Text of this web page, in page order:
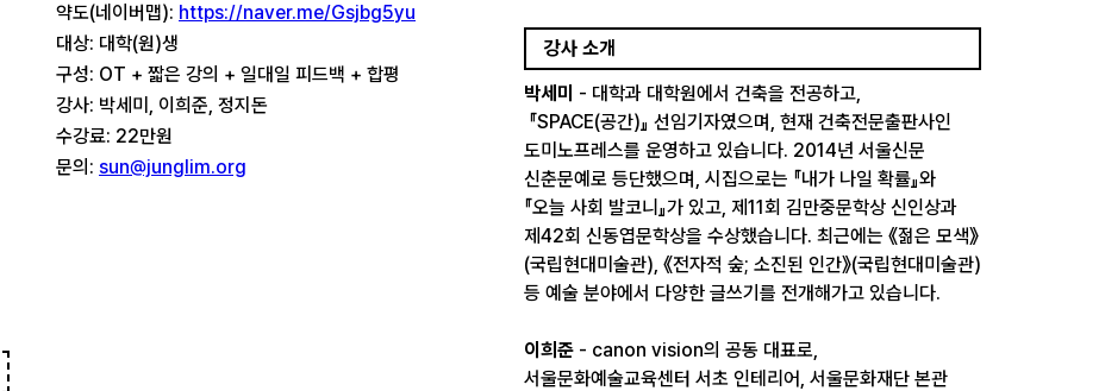
약도(네이버맵): https://naver.me/Gsjbg5yu
대상: 대학(원)생
구성: OT + 짧은 강의 + 일대일 피드백 + 합평
강사: 박세미, 이희준, 정지돈
수강료: 22만원
문의: sun@junglim.org
강사 소개
박세미 - 대학과 대학원에서 건축을 전공하고,
『SPACE(공간)』 선임기자였으며, 현재 건축전문출판사인
도미노프레스를 운영하고 있습니다. 2014년 서울신문
신춘문예로 등단했으며, 시집으로는 『내가 나일 확률』와
『오늘 사회 발코니』가 있고, 제11회 김만중문학상 신인상과
제42회 신동엽문학상을 수상했습니다. 최근에는 《젊은 모색》
(국립현대미술관), 《전자적 숲; 소진된 인간》(국립현대미술관)
등 예술 분야에서 다양한 글쓰기를 전개해가고 있습니다.
이희준 - canon vision의 공동 대표로,
서울문화예술교육센터 서초 인테리어, 서울문화재단 본관